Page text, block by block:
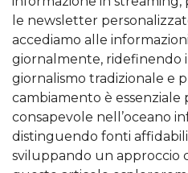
le newsletter
accediamo alle
giornalmente, ridefinendo
giornalismo tradizionale e
cambiamento è essenziale
consapevole nell’oceano
distinguendo fonti
sviluppando un approccio